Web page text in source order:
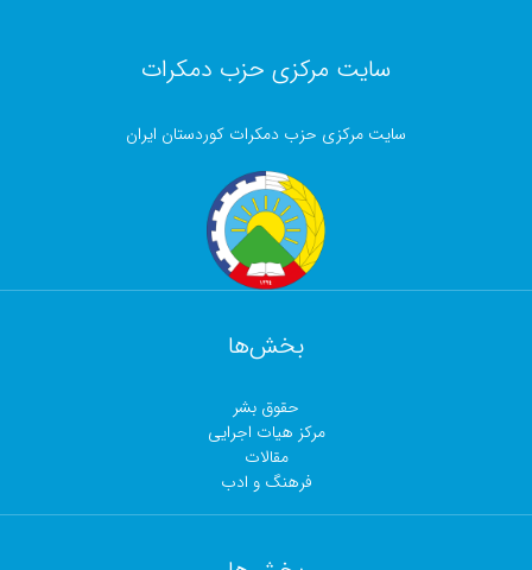
سایت مرکزی حزب دمکرات
سایت مرکزی حزب دمکرات کوردستان ایران
بخش‌ها
حقوق بشر
مرکز هیات اجرایی
مقالات
فرهنگ و ادب